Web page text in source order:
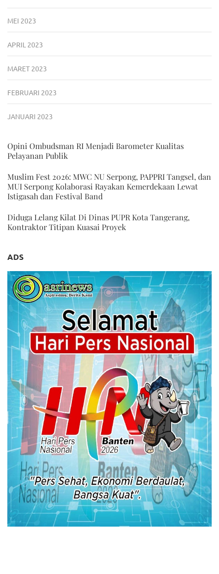
MEI 2023
APRIL 2023
MARET 2023
FEBRUARI 2023
JANUARI 2023
Opini Ombudsman RI Menjadi Barometer Kualitas
Pelayanan Publik
Muslim Fest 2026: MWC NU Serpong, PAPPRI Tangsel, dan
MUI Serpong Kolaborasi Rayakan Kemerdekaan Lewat
Istigasah dan Festival Band
Diduga Lelang Kilat Di Dinas PUPR Kota Tangerang,
Kontraktor Titipan Kuasai Proyek
ADS